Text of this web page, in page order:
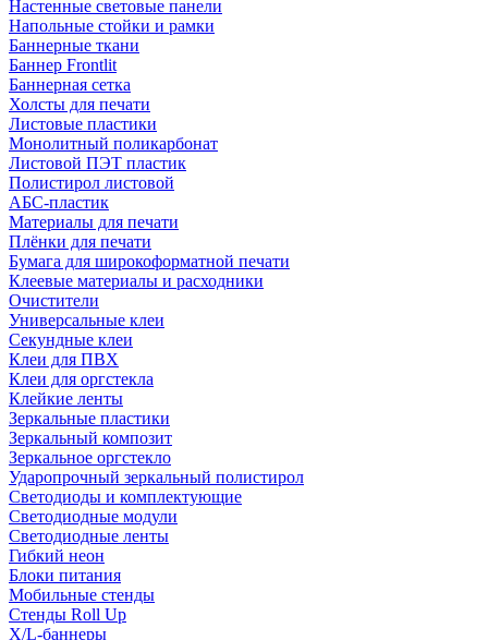
Настенные световые панели
Напольные стойки и рамки
Баннерные ткани
Баннер Frontlit
Баннерная сетка
Холсты для печати
Листовые пластики
Монолитный поликарбонат
Листовой ПЭТ пластик
Полистирол листовой
АБС-пластик
Материалы для печати
Плёнки для печати
Бумага для широкоформатной печати
Клеевые материалы и расходники
Очистители
Универсальные клеи
Секундные клеи
Клеи для ПВХ
Клеи для оргстекла
Клейкие ленты
Зеркальные пластики
Зеркальный композит
Зеркальное оргстекло
Ударопрочный зеркальный полистирол
Светодиоды и комплектующие
Светодиодные модули
Светодиодные ленты
Гибкий неон
Блоки питания
Мобильные стенды
Стенды Roll Up
X/L-баннеры